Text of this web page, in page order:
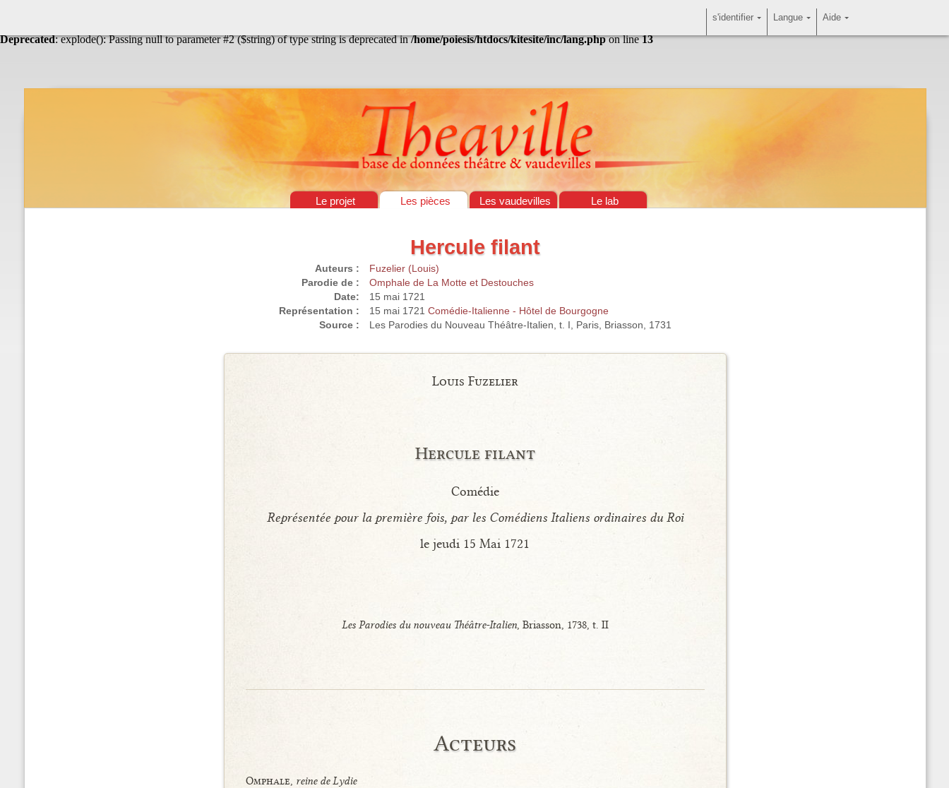
Deprecated: explode(): Passing null to parameter #2 ($string) of type string is deprecated in/home/poiesis/htdocs/kitesite/inc/lang.phpon line13
Théâtre & vaudevilles
Le projet Les pièces Les vaudevilles Le lab
Hercule filant
Auteurs :
Fuzelier (Louis)
Parodie de :
Omphale de La Motte et Destouches
Date:
15 mai 1721
Représentation :
15 mai 1721Comédie-Italienne - Hôtel de Bourgogne
Source :
Les Parodies du Nouveau Théâtre-Italien, t. I, Paris, Briasson, 1731
Louis Fuzelier
Hercule filant
Comédie
Représentée pour la première fois, par les Comédiens Italiens ordinaires du Roi
le jeudi 15 Mai 1721
Les Parodies du nouveau Théâtre-Italien, Briasson, 1738, t. II
Acteurs
Omphale, reine de Lydie
Aide
Langue
s'identifier